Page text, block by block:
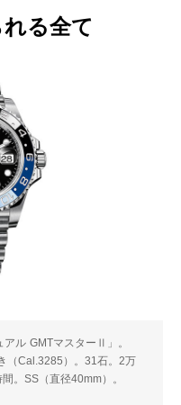
る全て
ル GMTマスターⅡ」。
（Cal.3285）。31石。2万
。SS（直径40mm）。